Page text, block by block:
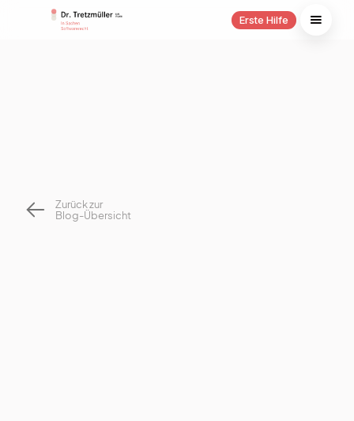
Erste Hilfe
Zurück zur
Blog-Übersicht